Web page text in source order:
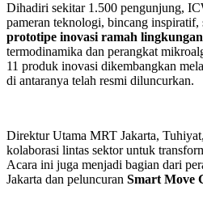
Dihadiri sekitar 1.500 pengunjung,
pameran teknologi, bincang inspiratif,
prototipe inovasi ramah lingkungan
termodinamika dan perangkat
11 produk inovasi dikembangkan
di antaranya telah resmi diluncurkan.
Direktur Utama MRT Jakarta,
kolaborasi lintas sektor untuk
Acara ini juga menjadi bagian dari
Jakarta dan peluncuran Smart Move